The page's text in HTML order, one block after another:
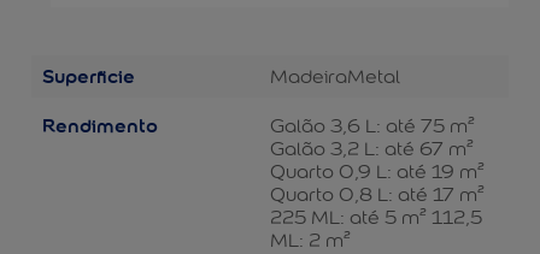
Superficie MadeiraMetal
Rendimento
Galão 3,6 L: até 75 m²
Galão 3,2 L: até 67 m²
Quarto 0,9 L: até 19 m²
Quarto 0,8 L: até 17 m²
225 ML: até 5 m² 112,5
ML: 2 m²